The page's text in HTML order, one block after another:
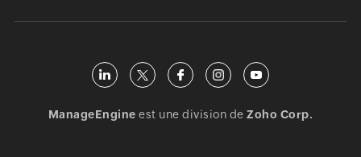
ManageEngine est une division deZoho Corp.